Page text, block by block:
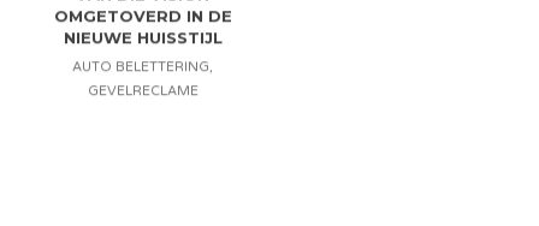
OMGETOVERD IN DE
NIEUWE HUISSTIJL
AUTO BELETTERING,
GEVELRECLAME